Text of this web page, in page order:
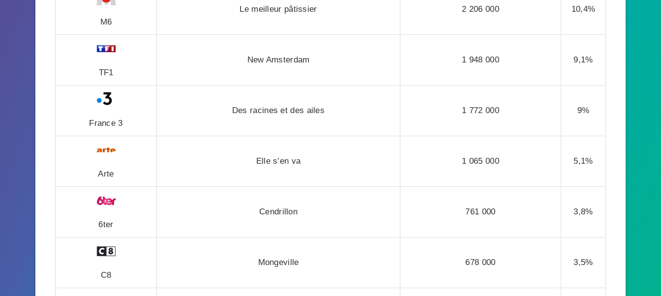
M6
Le meilleur pâtissier 2 206 000 10,4%
TF1
New Amsterdam 1 948 000 9,1%
France 3
Des racines et des ailes 1 772 000 9%
Arte
Elle s’en va 1 065 000 5,1%
6ter
Cendrillon 761 000 3,8%
C8
Mongeville 678 000 3,5%